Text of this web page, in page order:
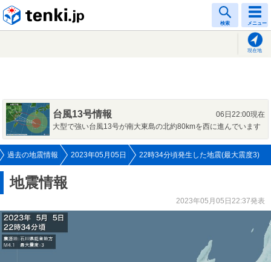
検索 メニュー
現在地
台風13号情報
06日22:00現在
大型で強い台風13号が南大東島の北約80kmを西に進んでいます
過去の地震情報 2023年05月05日 22時34分頃発生した地震(最大震度3)
地震情報
2023年05月05日22:37発表